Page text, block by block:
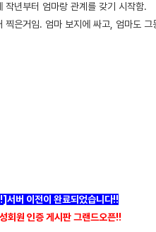
작년부터 엄마랑 관계를 갖기 시작함.
찍은거임. 엄마 보지에 싸고, 엄마도
버 이전이 완료되었습니다!!
회원 인증 게시판 그랜드오픈!!